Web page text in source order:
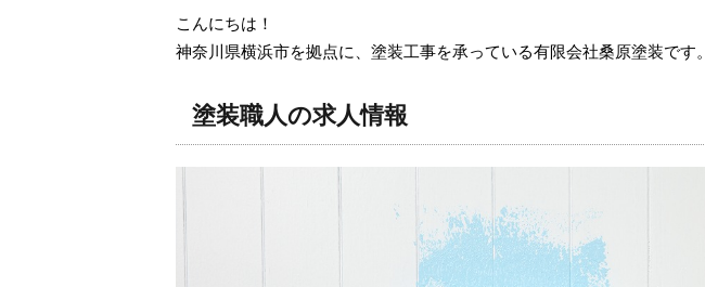
こんにちは！
神奈川県横浜市を拠点に、塗装工事を承っている有限会社桑原塗装です。
塗装職人の求人情報